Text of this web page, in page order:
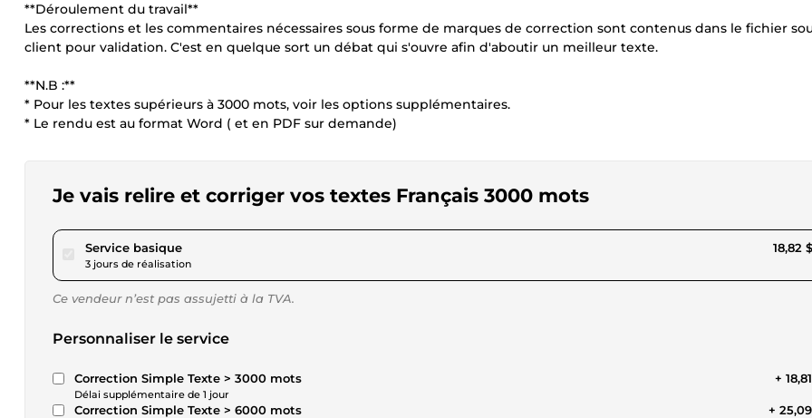
**Déroulement du travail**
Les corrections et les commentaires nécessaires sous forme de marques de correction sont contenus dans le fichier
client pour validation. C'est en quelque sort un débat qui s'ouvre afin d'aboutir un meilleur texte.
**N.B :**
* Pour les textes supérieurs à 3000 mots, voir les options supplémentaires.
* Le rendu est au format Word ( et en PDF sur demande)
Je vais relire et corriger vos textes Français 3000 mots
Service basiquepour 17,34 $US
3 jours de réalisation
18,82
Ce vendeur n’est pas assujetti à la TVA.
Personnaliser le service
Correction Simple Texte > 3000 mots
Délai supplémentaire de 1 jour
+
Correction Simple Texte > 6000 mots +